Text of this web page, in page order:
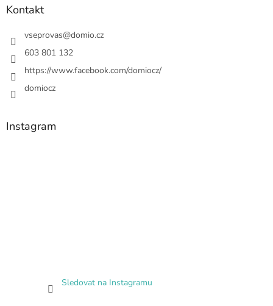
Kontakt
vseprovas@domio.cz
603 801 132
https://www.facebook.com/domiocz/
domiocz
Instagram
Sledovat na Instagramu